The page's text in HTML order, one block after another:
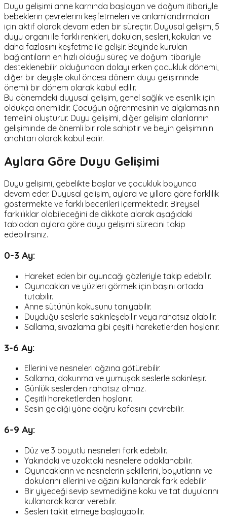
Duyu gelişimi anne karnında başlayan ve doğum itibariyle
bebeklerin çevrelerini keşfetmeleri ve anlamlandırmaları
için aktif olarak devam eden bir süreçtir. Duyusal gelişim, 5
duyu organı ile farklı renkleri, dokuları, sesleri, kokuları ve
daha fazlasını keşfetme ile gelişir. Beyinde kurulan
bağlantıların en hızlı olduğu süreç ve doğum itibariyle
desteklenebilir olduğundan dolayı erken çocukluk dönemi,
diğer bir deyişle okul öncesi dönem duyu gelişiminde
önemli bir dönem olarak kabul edilir.
Bu dönemdeki duyusal gelişim, genel sağlık ve esenlik için
oldukça önemlidir. Çocuğun öğrenmesinin ve algılamasının
temelini oluşturur. Duyu gelişimi, diğer gelişim alanlarının
gelişiminde de önemli bir role sahiptir ve beyin gelişiminin
anahtarı olarak kabul edilir.
Aylara Göre Duyu Gelişimi
Duyu gelişimi, gebelikte başlar ve çocukluk boyunca
devam eder. Duyusal gelişim, aylara ve yıllara göre farklılık
göstermekte ve farklı becerileri içermektedir. Bireysel
farklılıklar olabileceğini de dikkate alarak aşağıdaki
tablodan aylara göre duyu gelişimi sürecini takip
edebilirsiniz.
0-3 Ay:
Hareket eden bir oyuncağı gözleriyle takip edebilir.
Oyuncakları ve yüzleri görmek için başını ortada
tutabilir.
Anne sütünün kokusunu tanıyabilir.
Duyduğu seslerle sakinleşebilir veya rahatsız olabilir.
Sallama, sıvazlama gibi çeşitli hareketlerden hoşlanır.
3-6 Ay:
Ellerini ve nesneleri ağzına götürebilir.
Sallama, dokunma ve yumuşak seslerle sakinleşir.
Günlük seslerden rahatsız olmaz.
Çeşitli hareketlerden hoşlanır.
Sesin geldiği yöne doğru kafasını çevirebilir.
6-9 Ay:
Düz ve 3 boyutlu nesneleri fark edebilir.
Yakındaki ve uzaktaki nesnelere odaklanabilir.
Oyuncakların ve nesnelerin şekillerini, boyutlarını ve
dokularını ellerini ve ağzını kullanarak fark edebilir.
Bir yiyeceği sevip sevmediğine koku ve tat duyularını
kullanarak karar verebilir.
Sesleri taklit etmeye başlayabilir.